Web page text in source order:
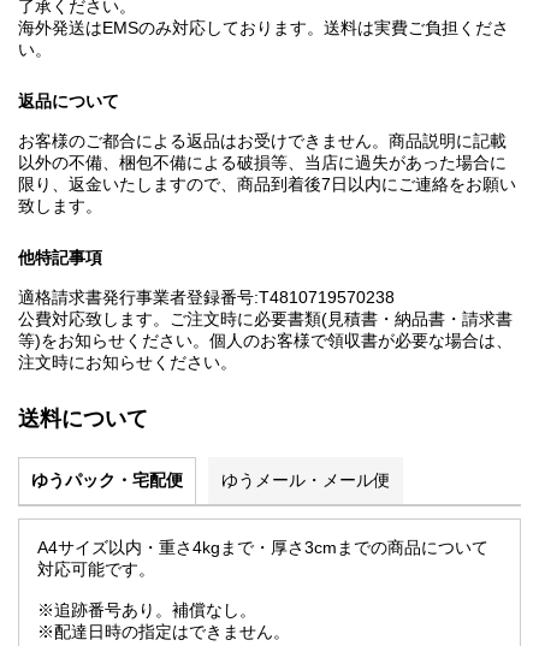
了承ください。
海外発送はEMSのみ対応しております。送料は実費ご負担くださ
い。
返品について
お客様のご都合による返品はお受けできません。商品説明に記載
以外の不備、梱包不備による破損等、当店に過失があった場合に
限り、返金いたしますので、商品到着後7日以内にご連絡をお願い
致します。
他特記事項
適格請求書発行事業者登録番号:T4810719570238
公費対応致します。ご注文時に必要書類(見積書・納品書・請求書
等)をお知らせください。個人のお客様で領収書が必要な場合は、
注文時にお知らせください。
送料について
ゆうパック・宅配便 ゆうメール・メール便
A4サイズ以内・重さ4kgまで・厚さ3cmまでの商品について
対応可能です。
※追跡番号あり。補償なし。
※配達日時の指定はできません。